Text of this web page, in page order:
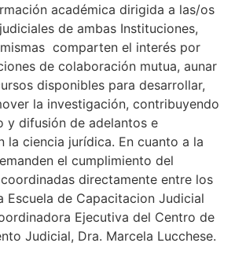
académica dirigida a las/os
de ambas Instituciones,
comparten el interés por
de colaboración mutua, aunar
disponibles para desarrollar,
la investigación, contribuyendo
y difusión de adelantos e
la ciencia jurídica. En cuanto a la
el cumplimiento del
directamente entre los
Escuela de Capacitacion Judicial
Ejecutiva del Centro de
Judicial, Dra. Marcela Lucchese.